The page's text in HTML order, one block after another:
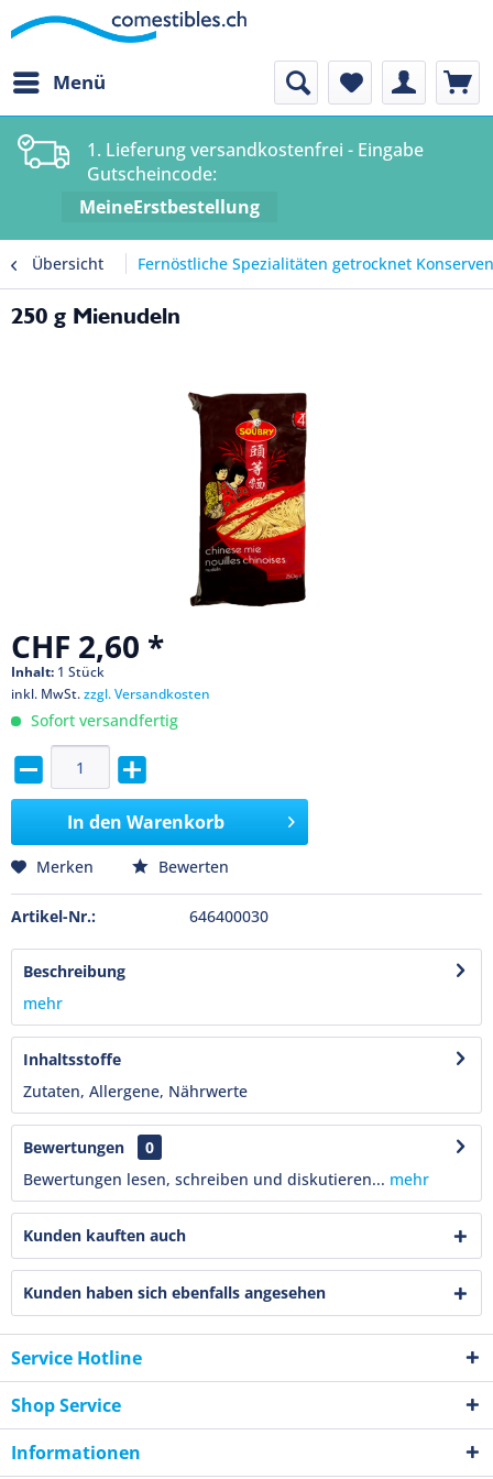
Menü
1. Lieferung versandkostenfrei - Eingabe
Gutscheincode:
MeineErstbestellung
Übersicht Fernöstliche Spezialitäten getrocknet Konserven
250 g Mienudeln
CHF 2,60 *
Inhalt: 1 Stück
inkl. MwSt.zzgl. Versandkosten
Sofort versandfertig
In den Warenkorb
Merken Bewerten
Artikel-Nr.: 646400030
Beschreibung
mehr
Inhaltsstoffe
Zutaten, Allergene, Nährwerte
Bewertungen
0
Bewertungen lesen, schreiben und diskutieren... mehr
Kunden kauften auch
Kunden haben sich ebenfalls angesehen
Service Hotline
Shop Service
Informationen